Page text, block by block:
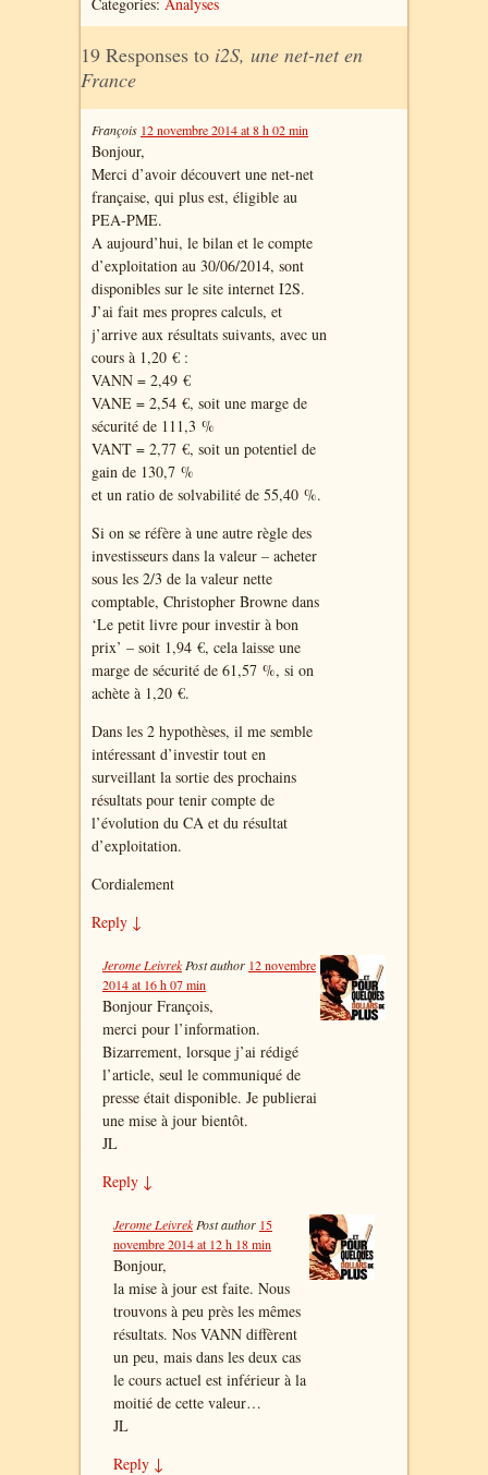
19 Responses to i2S, une net-net en
France
François 12 novembre 2014 at 8 h 02 min
Bonjour,
Merci d’avoir découvert une net-net
française, qui plus est, éligible au
PEA-PME.
A aujourd’hui, le bilan et le compte
d’exploitation au 30/06/2014, sont
disponibles sur le site internet I2S.
J’ai fait mes propres calculs, et
j’arrive aux résultats suivants, avec un
cours à 1,20 € :
VANN = 2,49 €
VANE = 2,54 €, soit une marge de
sécurité de 111,3 %
VANT = 2,77 €, soit un potentiel de
gain de 130,7 %
et un ratio de solvabilité de 55,40 %.
Si on se réfère à une autre règle des
investisseurs dans la valeur – acheter
sous les 2/3 de la valeur nette
comptable, Christopher Browne dans
‘Le petit livre pour investir à bon
prix’ – soit 1,94 €, cela laisse une
marge de sécurité de 61,57 %, si on
achète à 1,20 €.
Dans les 2 hypothèses, il me semble
intéressant d’investir tout en
surveillant la sortie des prochains
résultats pour tenir compte de
l’évolution du CA et du résultat
d’exploitation.
Cordialement
Reply ↓
Jerome Leivrek Post author 12 novembre
2014 at 16 h 07 min
Bonjour François,
merci pour l’information.
Bizarrement, lorsque j’ai rédigé
l’article, seul le communiqué de
presse était disponible. Je publierai
une mise à jour bientôt.
JL
Reply ↓
Jerome Leivrek Post author 15
novembre 2014 at 12 h 18 min
Bonjour,
la mise à jour est faite. Nous
trouvons à peu près les mêmes
résultats. Nos VANN diffèrent
un peu, mais dans les deux cas
le cours actuel est inférieur à la
moitié de cette valeur…
JL
Reply ↓